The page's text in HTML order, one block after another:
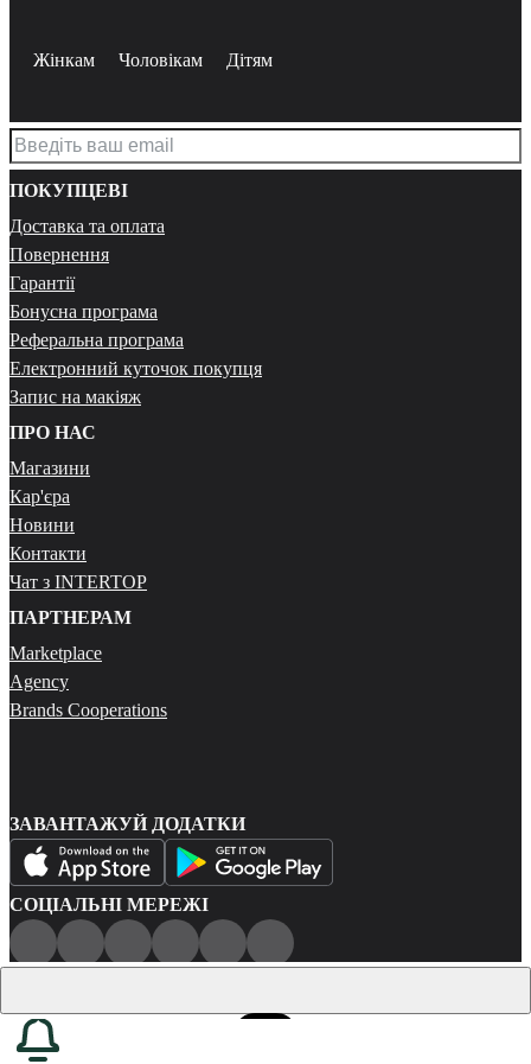
Жінкам Чоловікам Дітям
ПОКУПЦЕВІ
Доставка та оплата
Повернення
Гарантії
Бонусна програма
Реферальна програма
Електронний куточок покупця
Запис на макіяж
ПРО НАС
Магазини
Кар'єра
Новини
Контакти
Чат з INTERTOP
ПАРТНЕРАМ
Marketplace
Agency
Brands Cooperations
ЗАВАНТАЖУЙ ДОДАТКИ
СОЦІАЛЬНІ МЕРЕЖІ
Політика конфіденційності
Карта сайту